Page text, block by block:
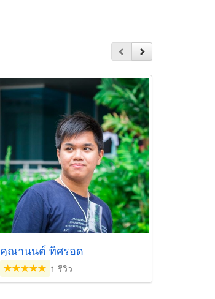
คุณานนต์ ทิศรอด
1 รีวิว